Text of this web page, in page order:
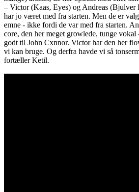
– Victor (Kaas, Eyes) og Andreas (Bjulver
har jo været med fra starten. Men de er
emne - ikke fordi de var med fra starten.
core, den her meget growlede, tunge vokal
godt til John Cxnnor. Victor har den her
vi kan bruge. Og derfra havde vi så
fortæller Ketil.